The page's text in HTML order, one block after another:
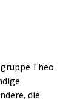
Theo
die